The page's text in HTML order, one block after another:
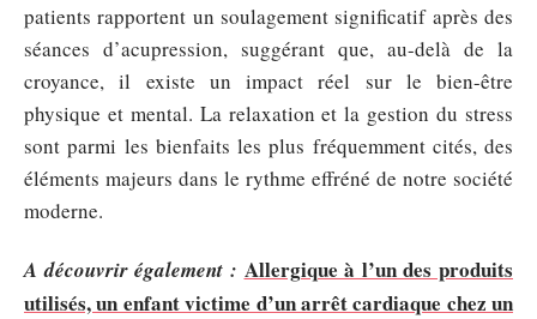
patients rapportent un soulagement significatif après des
séances d’acupression, suggérant que, au-delà de la
croyance, il existe un impact réel sur le bien-être
physique et mental. La relaxation et la gestion du stress
sont parmi les bienfaits les plus fréquemment cités, des
éléments majeurs dans le rythme effréné de notre société
moderne.
A découvrir également : Allergique à l’un des produits
utilisés, un enfant victime d’un arrêt cardiaque chez un